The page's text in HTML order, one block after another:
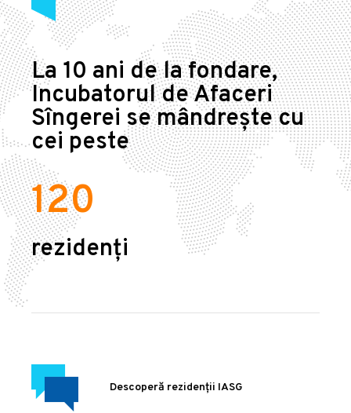
La 10 ani de la fondare,
Incubatorul de Afaceri
Sîngerei se mândrește cu
cei peste
120
rezidenți
Descoperă rezidenții IASG